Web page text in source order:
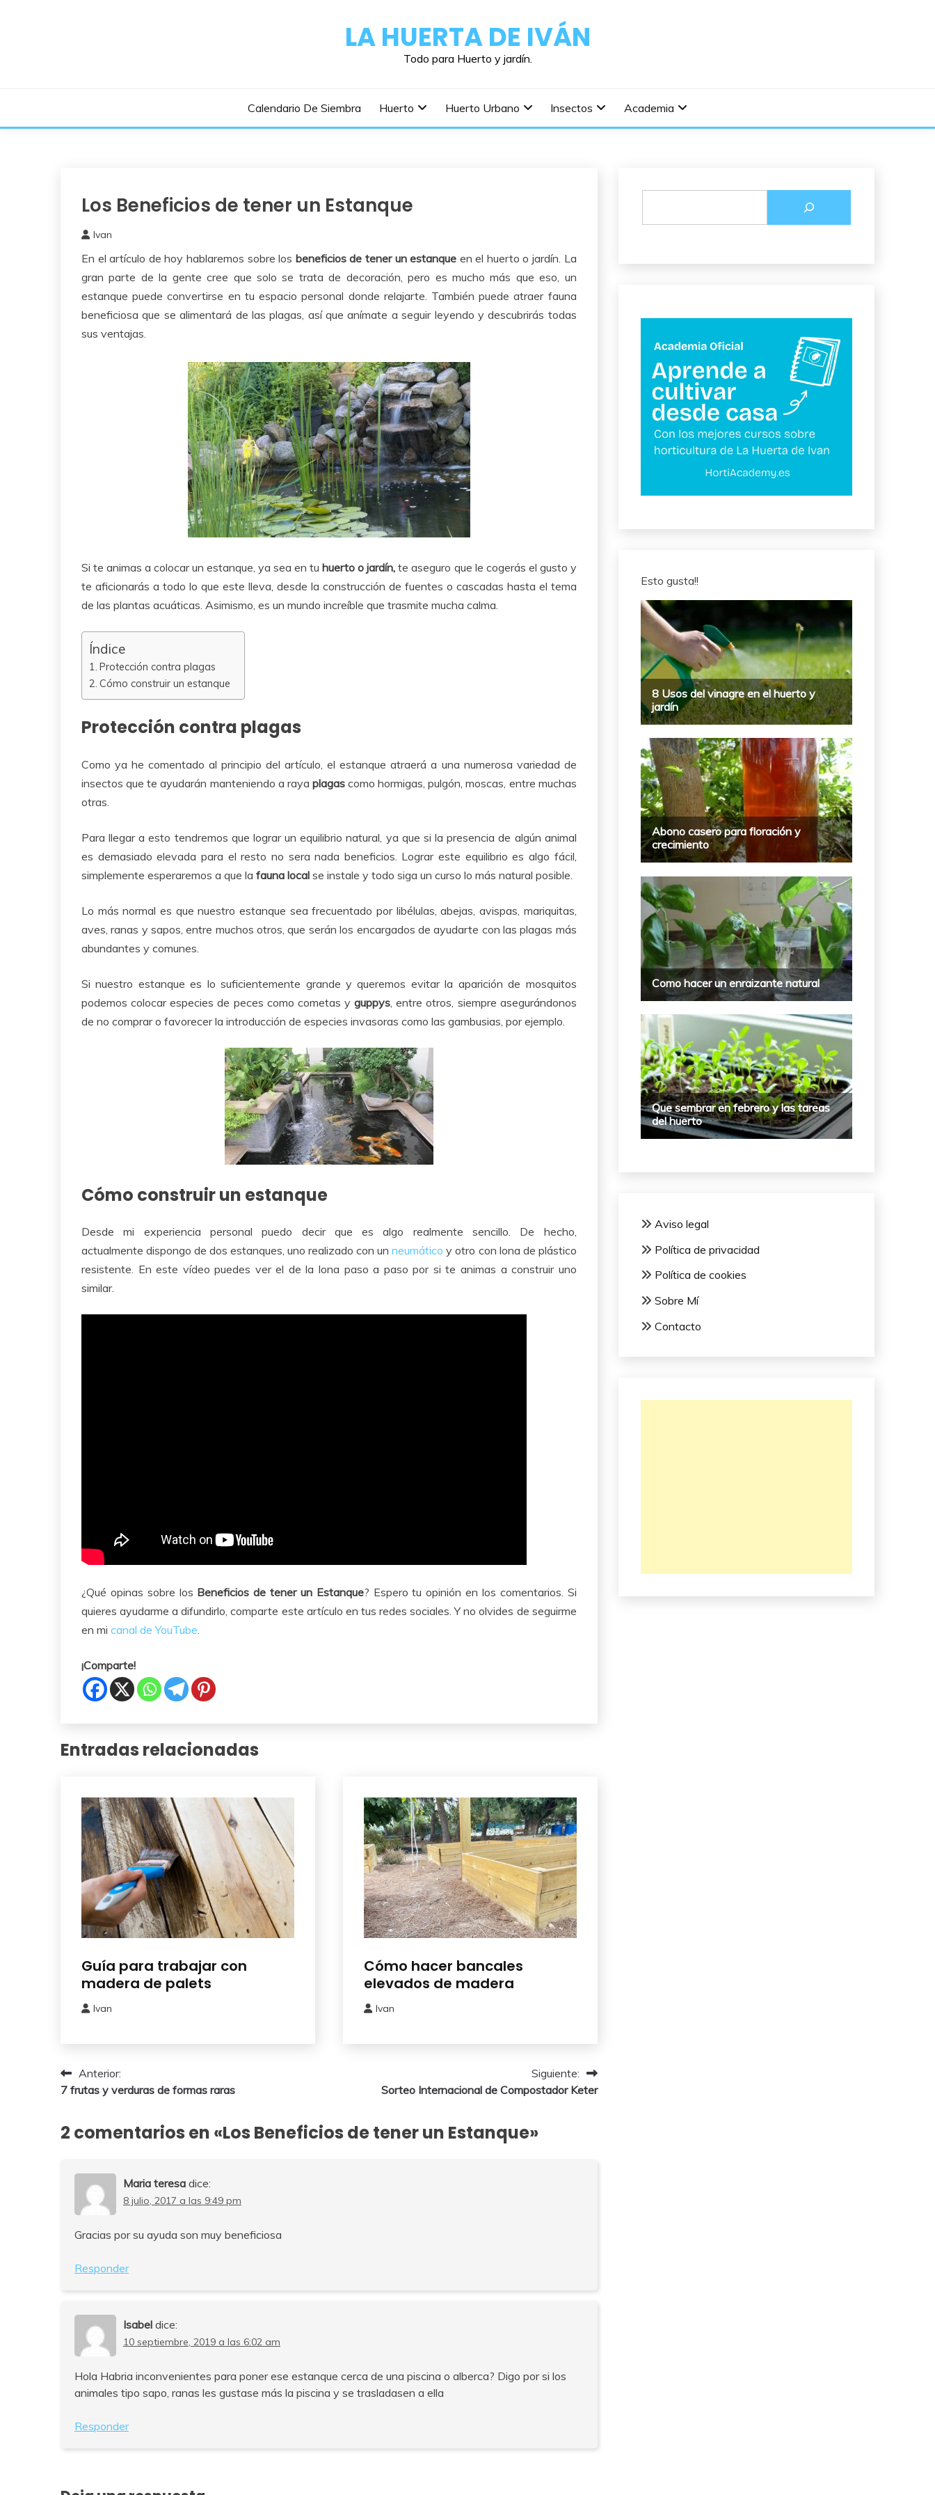
LA HUERTA DE IVÁN
Todo para Huerto y jardín.
Calendario De Siembra Huerto Huerto Urbano Insectos Academia
Bricolaje
Los Beneficios de tener un Estanque
enero,
2017
Ivan
En el artículo de hoy hablaremos sobre los beneficios de tener un estanque en el huerto o jardín. La
gran parte de la gente cree que solo se trata de decoración, pero es mucho más que eso, un
estanque puede convertirse en tu espacio personal donde relajarte. También puede atraer fauna
beneficiosa que se alimentará de las plagas, así que anímate a seguir leyendo y descubrirás todas
sus ventajas.
Si te animas a colocar un estanque, ya sea en tuhuerto o jardín, te aseguro que le cogerás el gusto y
te aficionarás a todo lo que este lleva, desde la construcción de fuentes o cascadas hasta el tema
de las plantas acuáticas. Asimismo, es un mundo increíble que trasmite mucha calma.
Índice
Protección contra plagas
Cómo construir un estanque
Protección contra plagas
Como ya he comentado al principio del artículo, el estanque atraerá a una numerosa variedad de
insectos que te ayudarán manteniendo a raya plagascomo hormigas, pulgón, moscas, entre muchas
otras.
Para llegar a esto tendremos que lograr un equilibrio natural, ya que si la presencia de algún animal
es demasiado elevada para el resto no sera nada beneficios. Lograr este equilibrio es algo fácil,
simplemente esperaremos a que la fauna local se instale y todo siga un curso lo más natural posible.
Lo más normal es que nuestro estanque sea frecuentado por libélulas, abejas, avispas, mariquitas,
aves, ranas y sapos, entre muchos otros, que serán los encargados de ayudarte con las plagas más
abundantes y comunes.
Si nuestro estanque es lo suficientemente grande y queremos evitar la aparición de mosquitos
podemos colocar especies de peces como cometas yguppys , entre otros, siempre asegurándonos
de no comprar o favorecer la introducción de especies invasoras como las gambusias, por ejemplo.
Cómo construir un estanque
Desde mi experiencia personal puedo decir que es algo realmente sencillo. De hecho,
actualmente dispongo de dos estanques, uno realizado con unneumático y otro con lona de plástico
resistente. En este vídeo puedes ver el de la lona paso a paso por si te animas a construir uno
similar.
¿Qué opinas sobre los Beneficios de tener un Estanque? Espero tu opinión en los comentarios. Si
quieres ayudarme a difundirlo, comparte este artículo en tus redes sociales. Y no olvides de seguirme
en mi canal de YouTube.
¡Comparte!
Entradas relacionadas
Bricolaje
Guía para trabajar con
madera de palets
Ivan
Bricolaje
Cómo hacer bancales
elevados de madera
Ivan
Navegación
de
entradas
Anterior:
7 frutas y verduras de formas raras
Siguiente:
Sorteo Internacional de Compostador Keter
2 comentarios en «Los Beneficios de tener un Estanque»
Maria teresa dice:
8 julio, 2017 a las 9:49 pm
Gracias por su ayuda son muy beneficiosa
Responder
Isabel dice:
10 septiembre, 2019 a las 6:02 am
Hola Habria inconvenientes para poner ese estanque cerca de una piscina o alberca? Digo por si los
animales tipo sapo, ranas les gustase más la piscina y se trasladasen a ella
Responder
Esto gusta!!
Aviso legal
Política de privacidad
Política de cookies
Sobre Mí
Contacto